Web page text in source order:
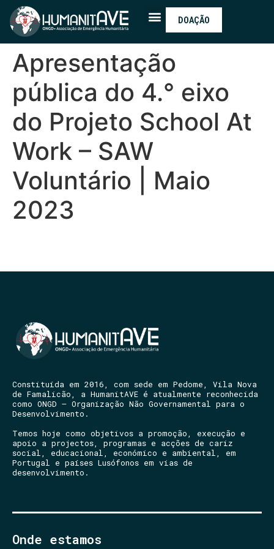
DOAÇÃO
Apresentação
pública do 4.° eixo
do Projeto School At
Work – SAW
Voluntário | Maio
2023
Constituída em 2016, com sede em Pedome, Vila Nova
de Famalicão, a HumanitAVE é atualmente reconhecida
como ONGD – Organização Não Governamental para o
Desenvolvimento.
Temos hoje como objetivos a promoção, execução e
apoio a projectos, programas e acções de cariz
social, educacional, económico e ambiental, em
Portugal e países Lusófonos em vias de
desenvolvimento.
Onde estamos